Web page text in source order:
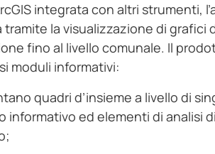
integrata con altri strumenti,
la visualizzazione di grafici
fino al livello comunale. Il
moduli informativi:
quadri d’insieme a livello di
informativo ed elementi di analisi